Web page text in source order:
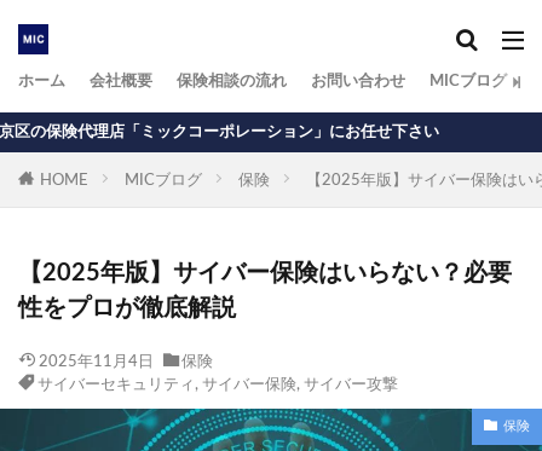
ホーム 会社概要 保険相談の流れ お問い合わせ MICブログ
コーポレーション」にお任せ下さい
HOME MICブログ 保険 【2025年版】サイバー保険は
【2025年版】サイバー保険はいらない？必要
性をプロが徹底解説
2025年11月4日
保険
サイバーセキュリティ , サイバー保険, サイバー攻撃
保険